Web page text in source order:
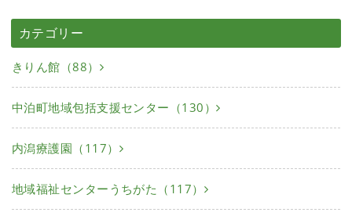
カテゴリー
きりん館（88）
中泊町地域包括支援センター（130）
内潟療護園（117）
地域福祉センターうちがた（117）